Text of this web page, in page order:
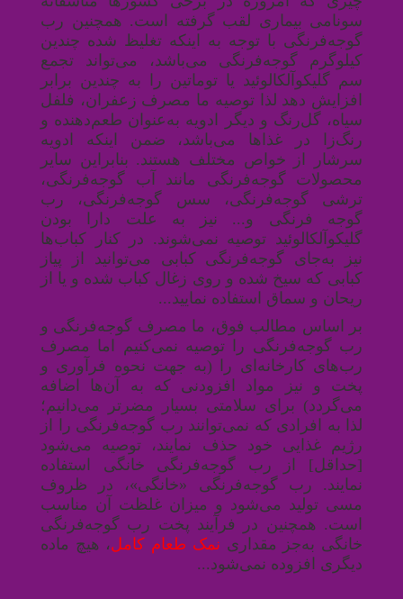
سونامی بیماری لقب گرفته است. همچنین رب
گوجه‌فرنگی با توجه به اینکه تغلیظ شده چندین
کیلوگرم گوجه‌فرنگی می‌باشد، می‌تواند تجمع
سم گلیکوآلکالوئید یا توماتین را به چندین برابر
افزایش دهد لذا توصیه ما مصرف زعفران، فلفل
سیاه، گل‌رنگ و دیگر ادویه به‌عنوان طعم‌دهنده و
رنگ‌زا در غذاها می‌باشد، ضمن اینکه ادویه
سرشار از خواص مختلف هستند. بنابراین سایر
محصولات گوجه‌فرنگی مانند آب گوجه‌فرنگی،
ترشی گوجه‌فرنگی، سس گوجه‌فرنگی، رب
گوجه فرنگی و... نیز به علت دارا بودن
گلیکوآلکالوئید توصیه نمی‌شوند. در کنار کباب‌ها
نیز به‌جای گوجه‌فرنگی کبابی می‌توانید از پیاز
کبابی که سیخ شده و روی زغال کباب شده و یا از
ریحان و سماق استفاده نمایید.
..
بر اساس مطالب فوق، ما مصرف گوجه‌فرنگی و
رب گوجه‌فرنگی را توصیه نمی‌کنیم اما مصرف
رب‌های کارخانه‌ای را (به جهت نحوه فرآوری و
پخت و نیز مواد افزودنی که به آن‌ها اضافه
می‌گردد) برای سلامتی بسیار مضرتر می‌دانیم؛
لذا به افرادی که نمی‌توانند رب گوجه‌فرنگی را از
رژیم غذایی خود حذف نمایند، توصیه می‌شود
[حداقل] از رب گوجه‌فرنگی خانگی استفاده
نمایند. رب گوجه‌فرنگی «خانگی»، در ظروف
مسی تولید می‌شود و میزان غلظت آن مناسب
است. همچنین در فرآیند پخت رب گوجه‌فرنگی
خانگی به‌جز مقداری نمک طعام کامل، هیچ ماده
دیگری افزوده نمی‌شود...